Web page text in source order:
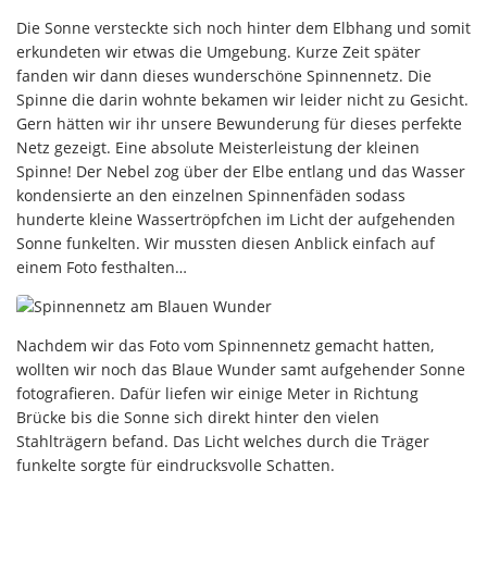
Die Sonne versteckte sich noch hinter dem Elbhang und somit
erkundeten wir etwas die Umgebung. Kurze Zeit später
fanden wir dann dieses wunderschöne Spinnennetz. Die
Spinne die darin wohnte bekamen wir leider nicht zu Gesicht.
Gern hätten wir ihr unsere Bewunderung für dieses perfekte
Netz gezeigt. Eine absolute Meisterleistung der kleinen
Spinne! Der Nebel zog über der Elbe entlang und das Wasser
kondensierte an den einzelnen Spinnenfäden sodass
hunderte kleine Wassertröpfchen im Licht der aufgehenden
Sonne funkelten. Wir mussten diesen Anblick einfach auf
einem Foto festhalten…
Nachdem wir das Foto vom Spinnennetz gemacht hatten,
wollten wir noch das Blaue Wunder samt aufgehender Sonne
fotografieren. Dafür liefen wir einige Meter in Richtung
Brücke bis die Sonne sich direkt hinter den vielen
Stahlträgern befand. Das Licht welches durch die Träger
funkelte sorgte für eindrucksvolle Schatten.